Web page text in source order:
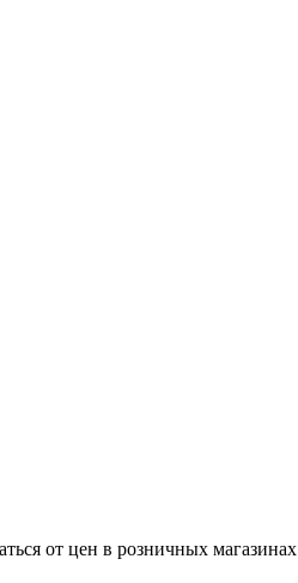
от цен в розничных магазинах